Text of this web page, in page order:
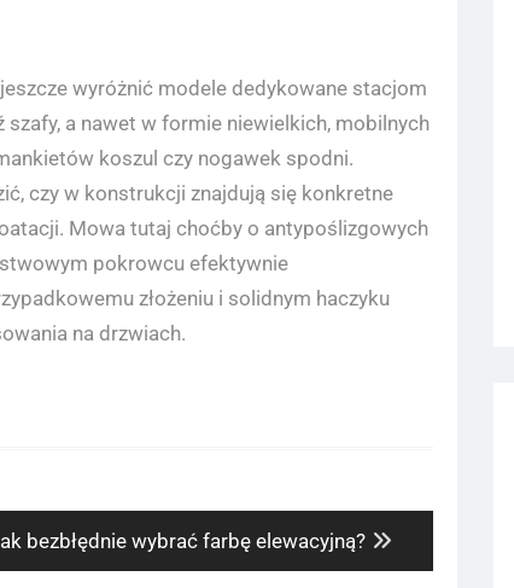
wyróżnić modele dedykowane stacjom
a nawet w formie niewielkich, mobilnych
koszul czy nogawek spodni.
czy w konstrukcji znajdują się konkretne
Mowa tutaj choćby o antypoślizgowych
pokrowcu efektywnie
złożeniu i solidnym haczyku
na drzwiach.
bezbłędnie wybrać farbę elewacyjną?